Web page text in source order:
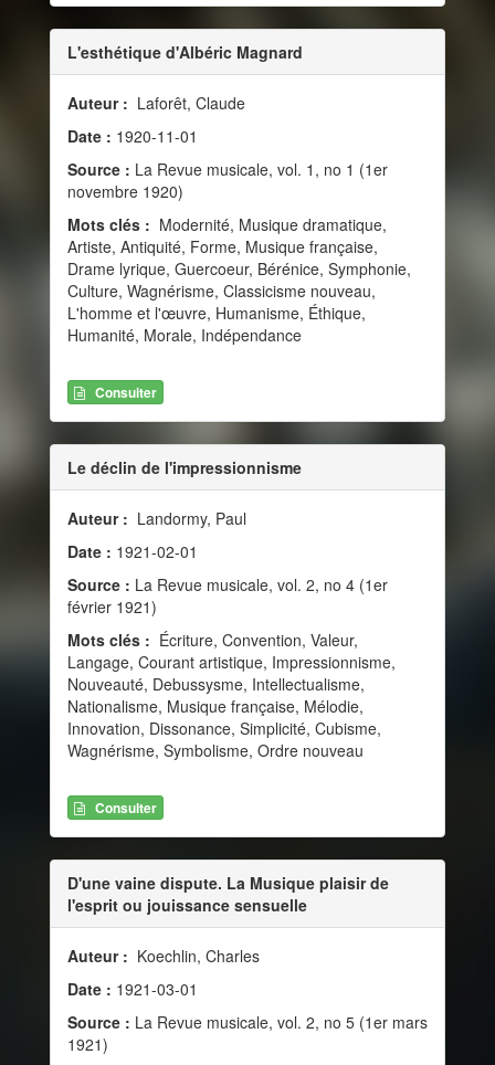
L'esthétique d'Albéric Magnard
Auteur : Laforêt, Claude
Date : 1920-11-01
Source : La Revue musicale, vol. 1, no 1 (1er
novembre 1920)
Mots clés : Modernité, Musique dramatique,
Artiste, Antiquité, Forme, Musique française,
Drame lyrique, Guercoeur, Bérénice, Symphonie,
Culture, Wagnérisme, Classicisme nouveau,
L'homme et l'œuvre, Humanisme, Éthique,
Humanité, Morale, Indépendance
Consulter
Le déclin de l'impressionnisme
Auteur : Landormy, Paul
Date : 1921-02-01
Source : La Revue musicale, vol. 2, no 4 (1er
février 1921)
Mots clés : Écriture, Convention, Valeur,
Langage, Courant artistique, Impressionnisme,
Nouveauté, Debussysme, Intellectualisme,
Nationalisme, Musique française, Mélodie,
Innovation, Dissonance, Simplicité, Cubisme,
Wagnérisme, Symbolisme, Ordre nouveau
Consulter
D'une vaine dispute. La Musique plaisir de
l'esprit ou jouissance sensuelle
Auteur : Koechlin, Charles
Date : 1921-03-01
Source : La Revue musicale, vol. 2, no 5 (1er mars
1921)